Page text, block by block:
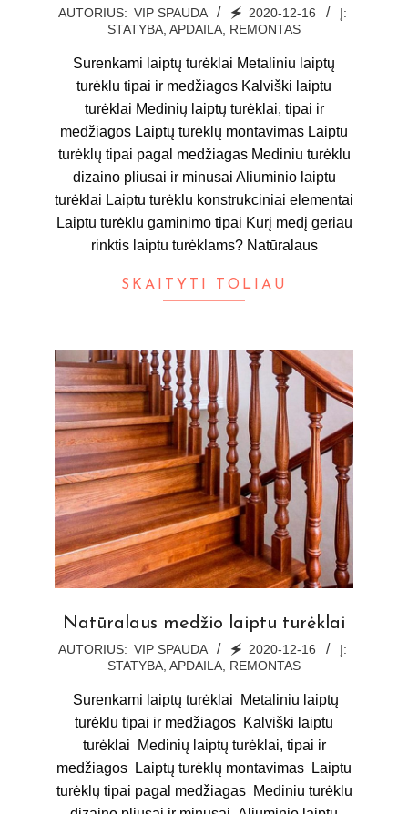
2020-
AUTORIUS: VIP SPAUDA 🗲 2020-12-16
Į:
STATYBA, APDAILA, REMONTAS
Surenkami laiptų turėklai Metaliniu laiptų
turėklu tipai ir medžiagos Kalviški laiptu
turėklai Medinių laiptų turėklai, tipai ir
medžiagos Laiptų turėklų montavimas Laiptu
turėklų tipai pagal medžiagas Mediniu turėklu
dizaino pliusai ir minusai Aliuminio laiptu
turėklai Laiptu turėklu konstrukciniai elementai
Laiptu turėklu gaminimo tipai Kurį medį geriau
rinktis laiptu turėklams? Natūralaus
SKAITYTI TOLIAU
Natūralaus medžio laiptu turėklai
2020-
AUTORIUS: VIP SPAUDA 🗲 2020-12-16
Į:
STATYBA, APDAILA, REMONTAS
Surenkami laiptų turėklai Metaliniu laiptų
turėklu tipai ir medžiagos Kalviški laiptu
turėklai Medinių laiptų turėklai, tipai ir
medžiagos Laiptų turėklų montavimas Laiptu
turėklų tipai pagal medžiagas Mediniu turėklu